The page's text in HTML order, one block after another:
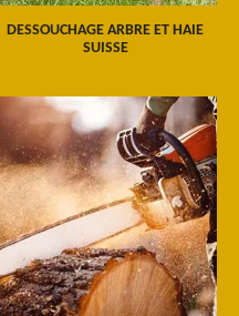
DESSOUCHAGE ARBRE ET HAIE
SUISSE